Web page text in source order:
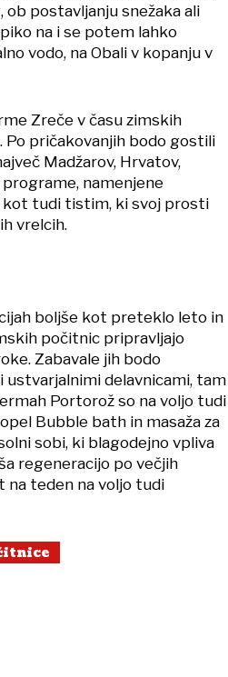
ob postavljanju snežaka ali
na i se potem lahko
vodo, na Obali v kopanju v
Zreče v času zimskih
pričakovanjih bodo gostili
Madžarov, Hrvatov,
namenjene
kot tudi tistim, ki svoj prosti
vrelcih.
boljše kot preteklo leto in
počitnic pripravljajo
Zabavale jih bodo
delavnicami, tam
Portorož so na voljo tudi
Bubble bath in masaža za
sobi, ki blagodejno vpliva
regeneracijo po večjih
na teden na voljo tudi